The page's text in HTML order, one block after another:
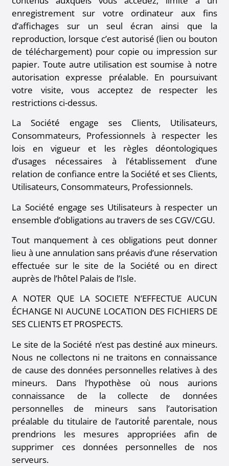
enregistrement sur votre ordinateur aux fins
d’affichages sur un seul écran ainsi que la
reproduction, lorsque c’est autorisé (lien ou bouton
de téléchargement) pour copie ou impression sur
papier. Toute autre utilisation est soumise à notre
autorisation expresse préalable. En poursuivant
votre visite, vous acceptez de respecter les
restrictions ci-dessus.
La Société engage ses Clients, Utilisateurs,
Consommateurs, Professionnels à respecter les
lois en vigueur et les règles déontologiques
d’usages nécessaires à l’établissement d’une
relation de confiance entre la Société et ses Clients,
Utilisateurs, Consommateurs, Professionnels.
La Société engage ses Utilisateurs à respecter un
ensemble d’obligations au travers de ses CGV/CGU.
Tout manquement à ces obligations peut donner
lieu à une annulation sans préavis d’une réservation
effectuée sur le site de la Société ou en direct
auprès de l’hôtel Palais de l’Isle.
A NOTER QUE LA SOCIETE N’EFFECTUE AUCUN
ÉCHANGE NI AUCUNE LOCATION DES FICHIERS DE
SES CLIENTS ET PROSPECTS.
Le site de la Société n‘est pas destiné aux mineurs.
Nous ne collectons ni ne traitons en connaissance
de cause des données personnelles relatives à des
mineurs. Dans l’hypothèse où nous aurions
connaissance de la collecte de données
personnelles de mineurs sans l’autorisation
préalable du titulaire de l’autorité́ parentale, nous
prendrions les mesures appropriées afin de
supprimer ces données personnelles de nos
serveurs.